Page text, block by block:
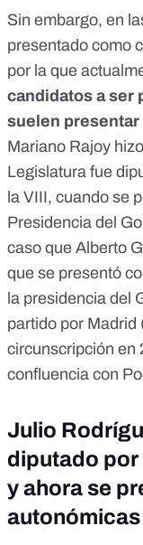
Sin embargo, en
presentado como
por la que
candidatos a ser
suelen
Mariano Rajoy
Legislatura fue
la VIII, cuando se
Presidencia del
caso que Alberto
que se presentó
la presidencia del
partido por Madrid
circunscripción en
confluencia con
Julio
diputado por
y ahora se
autonómicas